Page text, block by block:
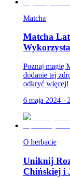
Matcha
Matcha
Poznaj magię
dodanie tej
odkryć więcej!
6 maja 2024 · 2
O herbacie
Uniknij
Chińskiej i